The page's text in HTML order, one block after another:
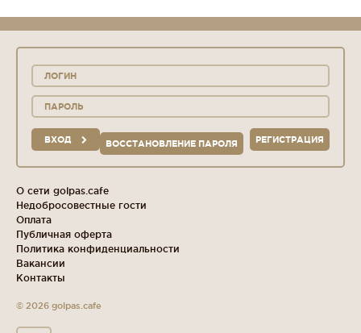
ВХОД РЕГИСТРАЦИЯ
ВОССТАНОВЛЕНИЕ ПАРОЛЯ
О сети golpas.cafe
Недобросовестные гости
Оплата
Публичная оферта
Политика конфиденциальности
Вакансии
Контакты
© 2026 golpas.cafe